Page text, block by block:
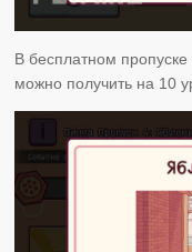
В бесплатном
можно получить на 10